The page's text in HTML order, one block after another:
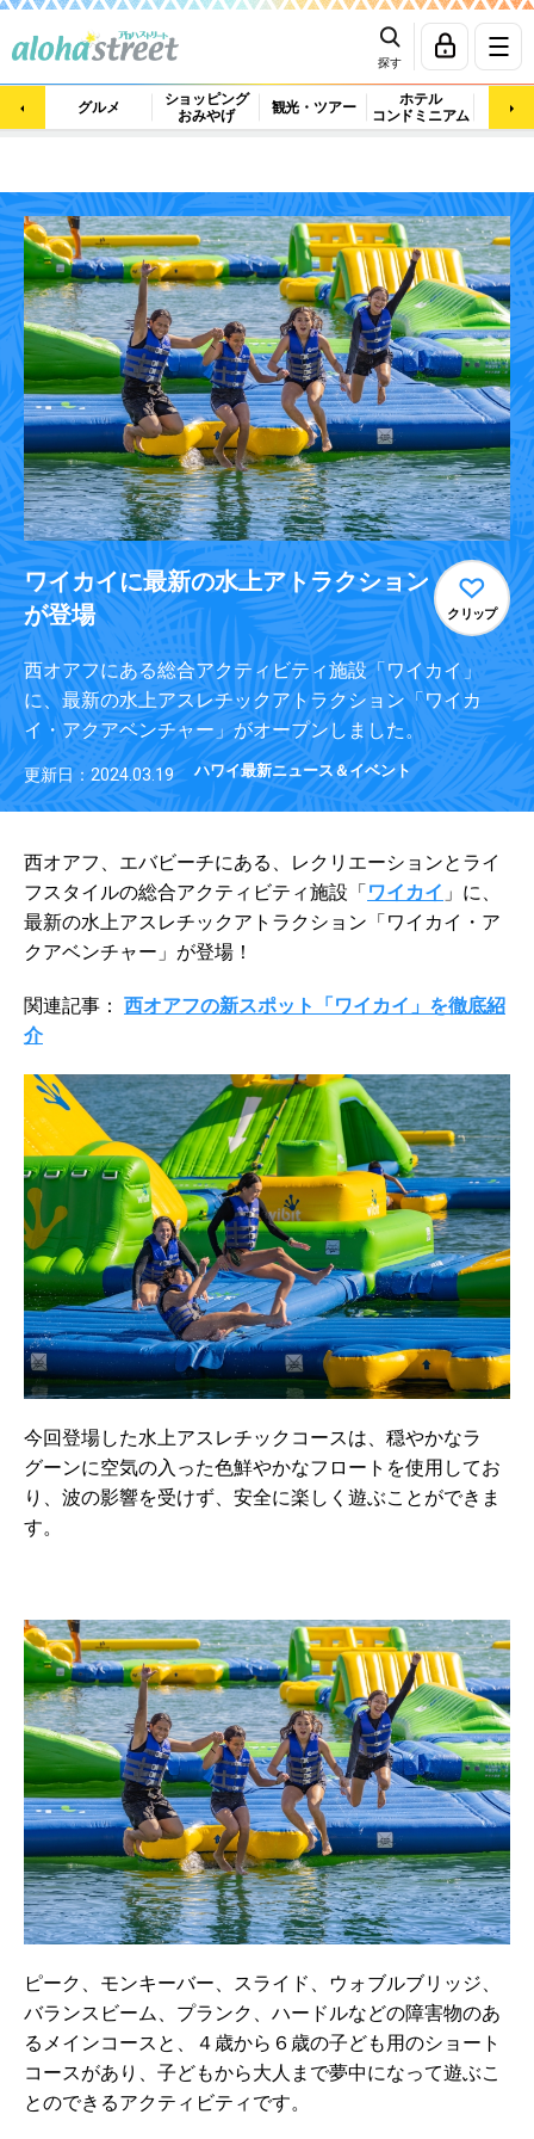
探す
グルメ
ショッピング
おみやげ
観光・ツアー
ホテル
コンドミニアム
マッ
ワイカイに最新の水上アトラクション
が登場
クリップ
西オアフにある総合アクティビティ施設「ワイカイ」
に、最新の水上アスレチックアトラクション「ワイカ
イ・アクアベンチャー」がオープンしました。
更新日：2024.03.19 ハワイ最新ニュース＆イベント
西オアフ、エバビーチにある、レクリエーションとライ
フスタイルの総合アクティビティ施設「ワイカイ 」に、
最新の水上アスレチックアトラクション「ワイカイ・ア
クアベンチャー」が登場！
関連記事： 西オアフの新スポット「ワイカイ」を徹底紹
介
今回登場した水上アスレチックコースは、穏やかなラ
グーンに空気の入った色鮮やかなフロートを使用してお
り、波の影響を受けず、安全に楽しく遊ぶことができま
す。
ピーク、モンキーバー、スライド、ウォブルブリッジ、
バランスビーム、プランク、ハードルなどの障害物のあ
るメインコースと、４歳から６歳の子ども用のショート
コースがあり、子どもから大人まで夢中になって遊ぶこ
とのできるアクティビティです。